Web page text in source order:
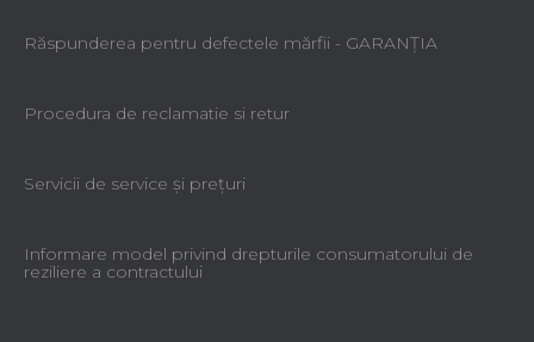
Răspunderea pentru defectele mărfii - GARANŢIA
Procedura de reclamatie si retur
Servicii de service şi preţuri
Informare model privind drepturile consumatorului de
reziliere a contractului